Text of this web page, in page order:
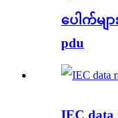
ပေါက်မျ
pdu
IEC data